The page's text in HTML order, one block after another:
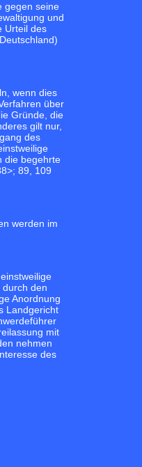
gegen seine
und
Urteil des
wenn dies
über
Gründe, die
gilt nur,
des
die begehrte
89, 109
werden im
den
Anordnung
Landgericht
mit
nehmen
des